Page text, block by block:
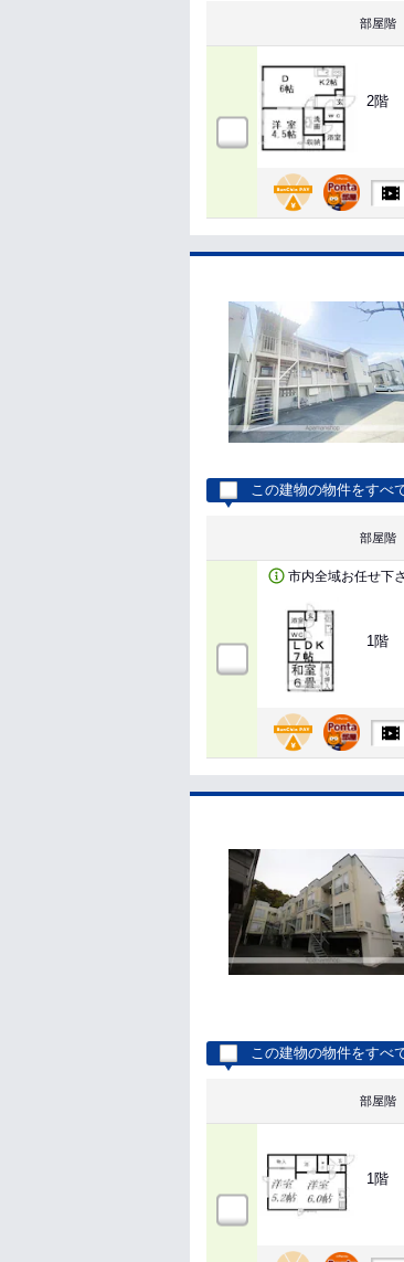
部屋階
2階
この建物の物件をすべ
部屋階
市内全域お任せ下
1階
この建物の物件をすべ
部屋階
1階